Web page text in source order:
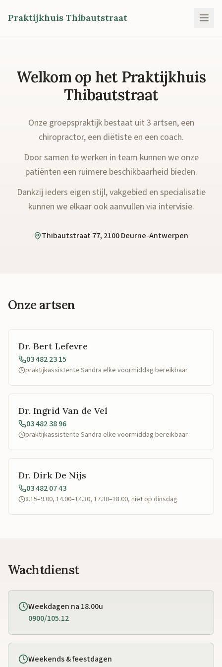
Praktijkhuis Thibautstraat
Welkom op het Praktijkhuis
Thibautstraat
Onze groepspraktijk bestaat uit 3 artsen, een
chiropractor, een diëtiste en een coach.
Door samen te werken in team kunnen we onze
patiënten een ruimere beschikbaarheid bieden.
Dankzij ieders eigen stijl, vakgebied en specialisatie
kunnen we elkaar ook aanvullen via intervisie.
Thibautstraat 77, 2100 Deurne-Antwerpen
Onze artsen
Dr. Bert Lefevre
03 482 23 15
praktijkassistente Sandra elke voormiddag bereikbaar
Dr. Ingrid Van de Vel
03 482 38 96
praktijkassistente Sandra elke voormiddag bereikbaar
Dr. Dirk De Nijs
03 482 07 43
8.15–9.00, 14.00–14.30, 17.30–18.00, niet op dinsdag
Wachtdienst
Weekdagen na 18.00u
0900/105.12
Weekends & feestdagen